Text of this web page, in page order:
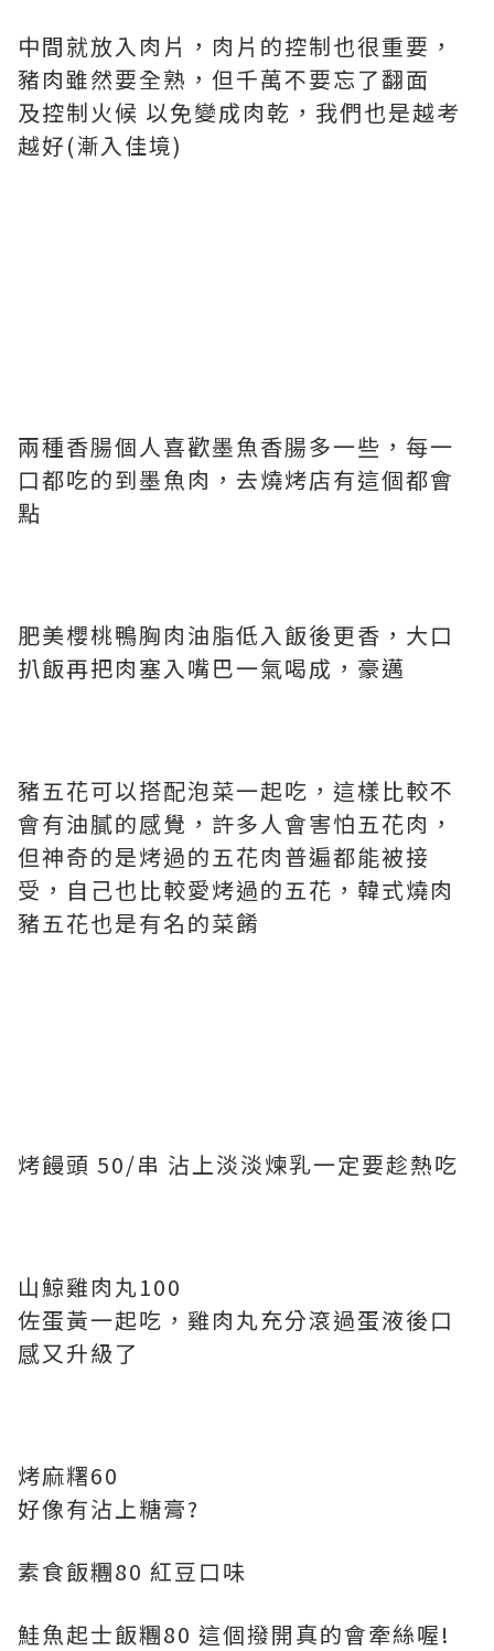
中間就放入肉片，肉片的控制也很重要，
豬肉雖然要全熟，但千萬不要忘了翻面
及控制火候 以免變成肉乾，我們也是越考
越好(漸入佳境)
兩種香腸個人喜歡墨魚香腸多一些，每一
口都吃的到墨魚肉，去燒烤店有這個都會
點
肥美櫻桃鴨胸肉油脂低入飯後更香，大口
扒飯再把肉塞入嘴巴一氣喝成，豪邁
豬五花可以搭配泡菜一起吃，這樣比較不
會有油膩的感覺，許多人會害怕五花肉，
但神奇的是烤過的五花肉普遍都能被接
受，自己也比較愛烤過的五花，韓式燒肉
豬五花也是有名的菜餚
烤饅頭 50/串 沾上淡淡煉乳一定要趁熱吃
山鯨雞肉丸100
佐蛋黃一起吃，雞肉丸充分滾過蛋液後口
感又升級了
烤麻糬60
好像有沾上糖膏?
素食飯糰80 紅豆口味
鮭魚起士飯糰80 這個撥開真的會牽絲喔!